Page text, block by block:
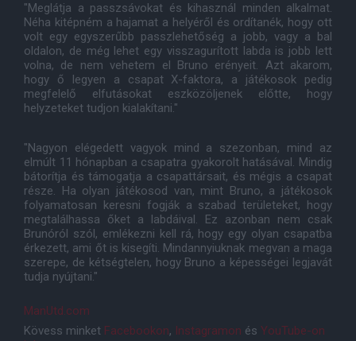
"Meglátja a passzsávokat és kihasznál minden alkalmat.
Néha kitépném a hajamat a helyéről és ordítanék, hogy ott
volt egy egyszerűbb passzlehetőség a jobb, vagy a bal
oldalon, de még lehet egy visszagurított labda is jobb lett
volna, de nem vehetem el Bruno erényeit. Azt akarom,
hogy ő legyen a csapat X-faktora, a játékosok pedig
megfelelő elfutásokat eszközöljenek előtte, hogy
helyzeteket tudjon kialakítani."
"Nagyon elégedett vagyok mind a szezonban, mind az
elmúlt 11 hónapban a csapatra gyakorolt hatásával. Mindig
bátorítja és támogatja a csapattársait, és mégis a csapat
része. Ha olyan játékosod van, mint Bruno, a játékosok
folyamatosan keresni fogják a szabad területeket, hogy
megtalálhassa őket a labdáival. Ez azonban nem csak
Brunóról szól, emlékezni kell rá, hogy egy olyan csapatba
érkezett, ami őt is kisegíti. Mindannyiuknak megvan a maga
szerepe, de kétségtelen, hogy Bruno a képességei legjavát
tudja nyújtani."
ManUtd.com
Kövess minket Facebookon, Instagramon és YouTube-on